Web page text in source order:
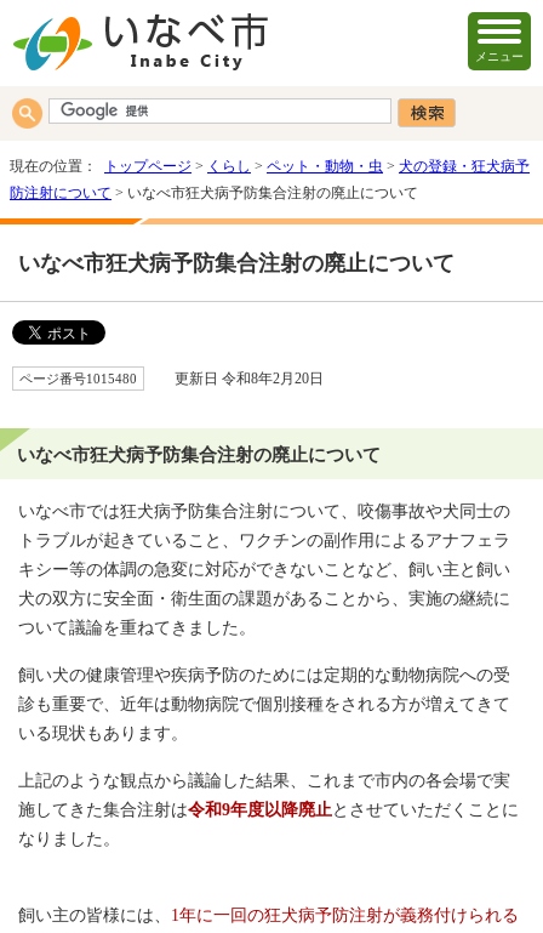
メニュー
現在の位置： トップページ > くらし > ペット・動物・虫 > 犬の登録・狂犬病予
防注射について > いなべ市狂犬病予防集合注射の廃止について
いなべ市狂犬病予防集合注射の廃止について
ページ番号1015480 更新日 令和8年2月20日
いなべ市狂犬病予防集合注射の廃止について
いなべ市では狂犬病予防集合注射について、咬傷事故や犬同士の
トラブルが起きていること、ワクチンの副作用によるアナフェラ
キシー等の体調の急変に対応ができないことなど、飼い主と飼い
犬の双方に安全面・衛生面の課題があることから、実施の継続に
ついて議論を重ねてきました。
飼い犬の健康管理や疾病予防のためには定期的な動物病院への受
診も重要で、近年は動物病院で個別接種をされる方が増えてきて
いる現状もあります。
上記のような観点から議論した結果、これまで市内の各会場で実
施してきた集合注射は令和9年度以降廃止とさせていただくことに
なりました。
飼い主の皆様には、 1年に一回の狂犬病予防注射が義務付けられる